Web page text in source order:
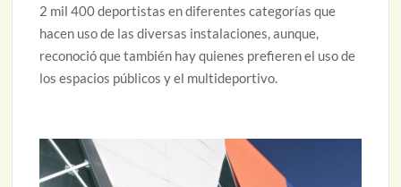
2 mil 400 deportistas en diferentes categorías que
hacen uso de las diversas instalaciones, aunque,
reconoció que también hay quienes prefieren el uso de
los espacios públicos y el multideportivo.